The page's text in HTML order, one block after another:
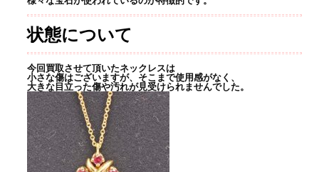
状態について
今回買取させて頂いたネックレスは
小さな傷はございますが、そこまで使用感がなく、
大きな目立った傷や汚れが見受けられませんでした。